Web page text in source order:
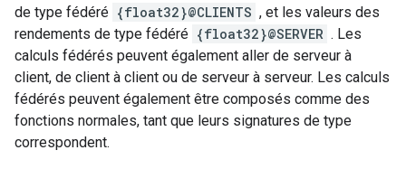
de type fédéré {float32}@CLIENTS , et les valeurs des
rendements de type fédéré {float32}@SERVER . Les
calculs fédérés peuvent également aller de serveur à
client, de client à client ou de serveur à serveur. Les calculs
fédérés peuvent également être composés comme des
fonctions normales, tant que leurs signatures de type
correspondent.